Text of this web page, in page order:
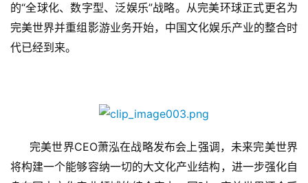
游
戏
戏
的“全球化、数字型、泛娱乐”战略。从完美环球正式更名为
完美世界并重组影游业务开始，中国文化娱乐产业的整合时
代已经到来。
完美世界CEO萧泓在战略发布会上强调，未来完美世界
将构建一个能够容纳一切的大文化产业结构，进一步强化自